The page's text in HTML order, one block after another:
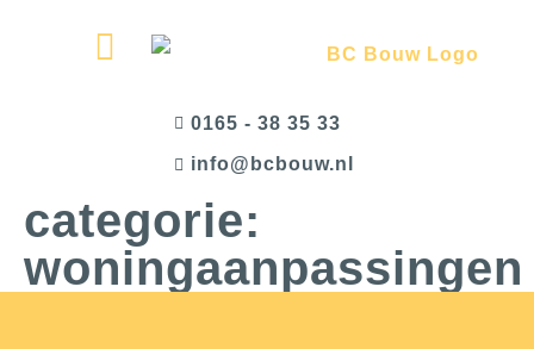
0165 - 38 35 33
ln.wuobcb
@ofni
categorie:
woningaanpassingen